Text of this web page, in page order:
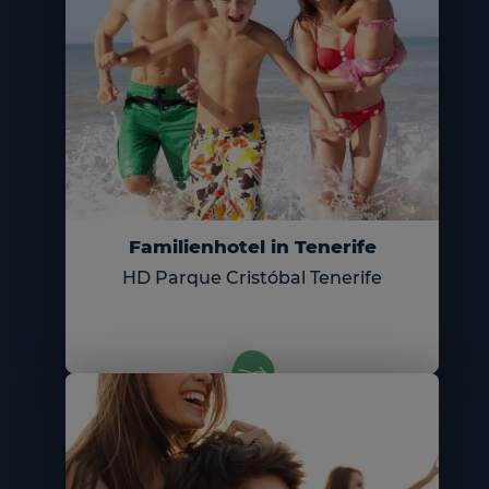
Familienhotel in Tenerife
HD Parque Cristóbal Tenerife